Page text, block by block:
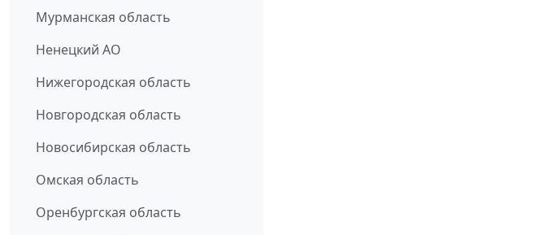
Мурманская область
Ненецкий АО
Нижегородская область
Новгородская область
Новосибирская область
Омская область
Оренбургская область